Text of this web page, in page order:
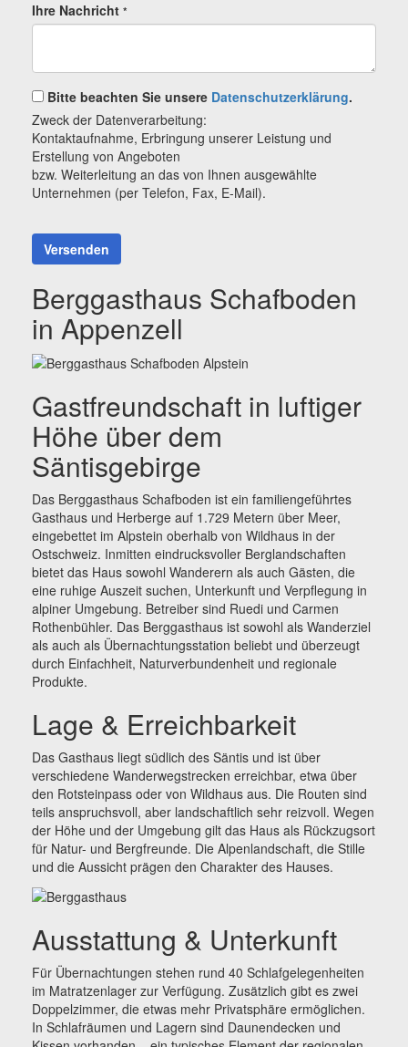
Ihre Nachricht *
Bitte beachten Sie unsere Datenschutzerklärung.
Zweck der Datenverarbeitung:
Kontaktaufnahme, Erbringung unserer Leistung und
Erstellung von Angeboten
bzw. Weiterleitung an das von Ihnen ausgewählte
Unternehmen (per Telefon, Fax, E-Mail).
Versenden
Berggasthaus Schafboden
in Appenzell
Gastfreundschaft in luftiger
Höhe über dem
Säntisgebirge
Das Berggasthaus Schafboden ist ein familiengeführtes
Gasthaus und Herberge auf 1.729 Metern über Meer,
eingebettet im Alpstein oberhalb von Wildhaus in der
Ostschweiz. Inmitten eindrucksvoller Berglandschaften
bietet das Haus sowohl Wanderern als auch Gästen, die
eine ruhige Auszeit suchen, Unterkunft und Verpflegung in
alpiner Umgebung. Betreiber sind Ruedi und Carmen
Rothenbühler. Das Berggasthaus ist sowohl als Wanderziel
als auch als Übernachtungsstation beliebt und überzeugt
durch Einfachheit, Naturverbundenheit und regionale
Produkte.
Lage & Erreichbarkeit
Das Gasthaus liegt südlich des Säntis und ist über
verschiedene Wanderwegstrecken erreichbar, etwa über
den Rotsteinpass oder von Wildhaus aus. Die Routen sind
teils anspruchsvoll, aber landschaftlich sehr reizvoll. Wegen
der Höhe und der Umgebung gilt das Haus als Rückzugsort
für Natur- und Bergfreunde. Die Alpenlandschaft, die Stille
und die Aussicht prägen den Charakter des Hauses.
Ausstattung & Unterkunft
Für Übernachtungen stehen rund 40 Schlafgelegenheiten
im Matratzenlager zur Verfügung. Zusätzlich gibt es zwei
Doppelzimmer, die etwas mehr Privatsphäre ermöglichen.
In Schlafräumen und Lagern sind Daunendecken und